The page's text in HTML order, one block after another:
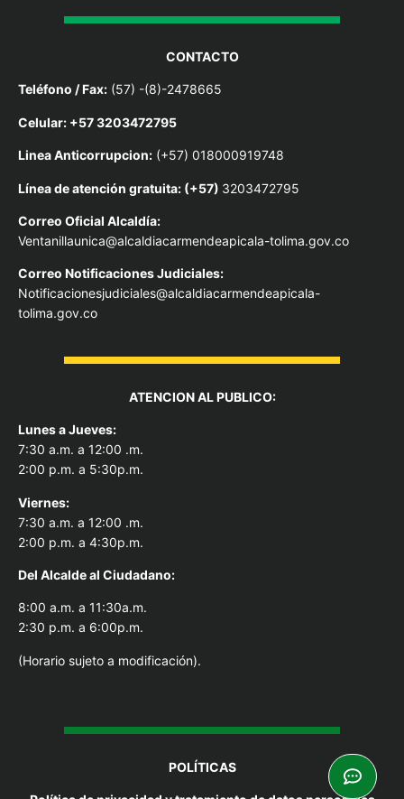
CONTACTO
Teléfono / Fax: (57) -(8)-2478665
Celular: +57 3203472795
Linea Anticorrupcion: (+57) 018000919748
Línea de atención gratuita: (+57) 3203472795
Correo Oficial Alcaldía:
Ventanillaunica@alcaldiacarmendeapicala-tolima.gov.co
Correo Notificaciones Judiciales:
Notificacionesjudiciales@alcaldiacarmendeapicala-
tolima.gov.co
ATENCION AL PUBLICO:
Lunes a Jueves:
7:30 a.m. a 12:00 .m.
2:00 p.m. a 5:30p.m.
Viernes:
7:30 a.m. a 12:00 .m.
2:00 p.m. a 4:30p.m.
Del Alcalde al Ciudadano:
8:00 a.m. a 11:30a.m.
2:30 p.m. a 6:00p.m.
(Horario sujeto a modificación).
POLÍTICAS